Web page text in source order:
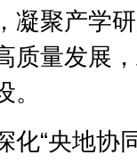
凝聚产学
质量发展
“央地协同